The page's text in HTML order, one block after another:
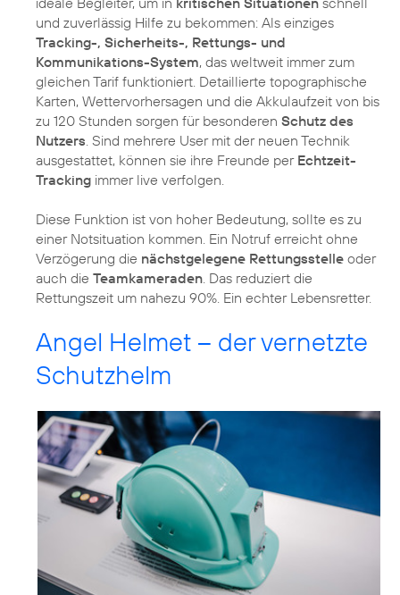
und zuverlässig Hilfe zu bekommen: Als einziges
Tracking-, Sicherheits-, Rettungs- und
Kommunikations-System, das weltweit immer zum
gleichen Tarif funktioniert. Detaillierte topographische
Karten, Wettervorhersagen und die Akkulaufzeit von bis
zu 120 Stunden sorgen für besonderen Schutz des
Nutzers. Sind mehrere User mit der neuen Technik
ausgestattet, können sie ihre Freunde per Echtzeit-
Tracking immer live verfolgen.
Diese Funktion ist von hoher Bedeutung, sollte es zu
einer Notsituation kommen. Ein Notruf erreicht ohne
Verzögerung die nächstgelegene Rettungsstelle oder
auch die Teamkameraden. Das reduziert die
Rettungszeit um nahezu 90%. Ein echter Lebensretter.
Angel Helmet – der vernetzte
Schutzhelm